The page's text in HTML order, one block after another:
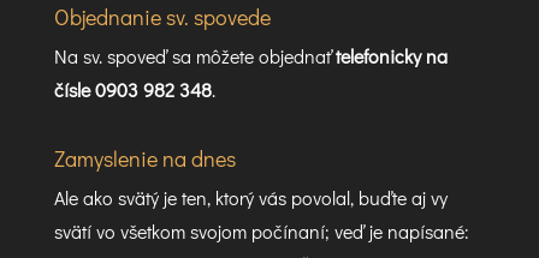
Objednanie sv. spovede
Na sv. spoveď sa môžete objednaťtelefonicky na
čísle 0903 982 348.
Zamyslenie na dnes
Ale ako svätý je ten, ktorý vás povolal, buďte aj vy
svätí vo všetkom svojom počínaní; veď je napísané: